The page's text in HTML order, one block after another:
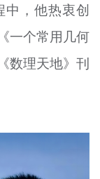
中，他热衷创
一个常用几何
数理天地》刊